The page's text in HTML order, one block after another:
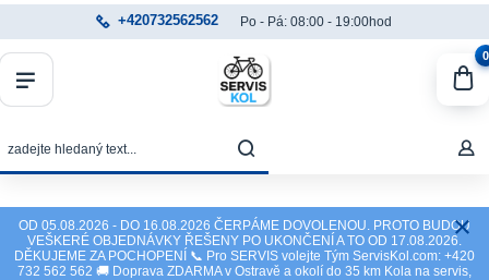
OD 05.08.2026 - DO 16.08.2026 ČERPÁME DOVOLENOU. PROTO BUDOU
VEŠKERÉ OBJEDNÁVKY ŘEŠENY PO UKONČENÍ A TO OD 17.08.2026.
DĚKUJEME ZA POCHOPENÍ 📞 Pro SERVIS volejte Tým ServisKol.com: +420
732 562 562 🚚 Doprava ZDARMA v Ostravě a okolí do 35 km Kola na servis,
+420732562562 Po - Pá: 08:00 - 19:00hod
0